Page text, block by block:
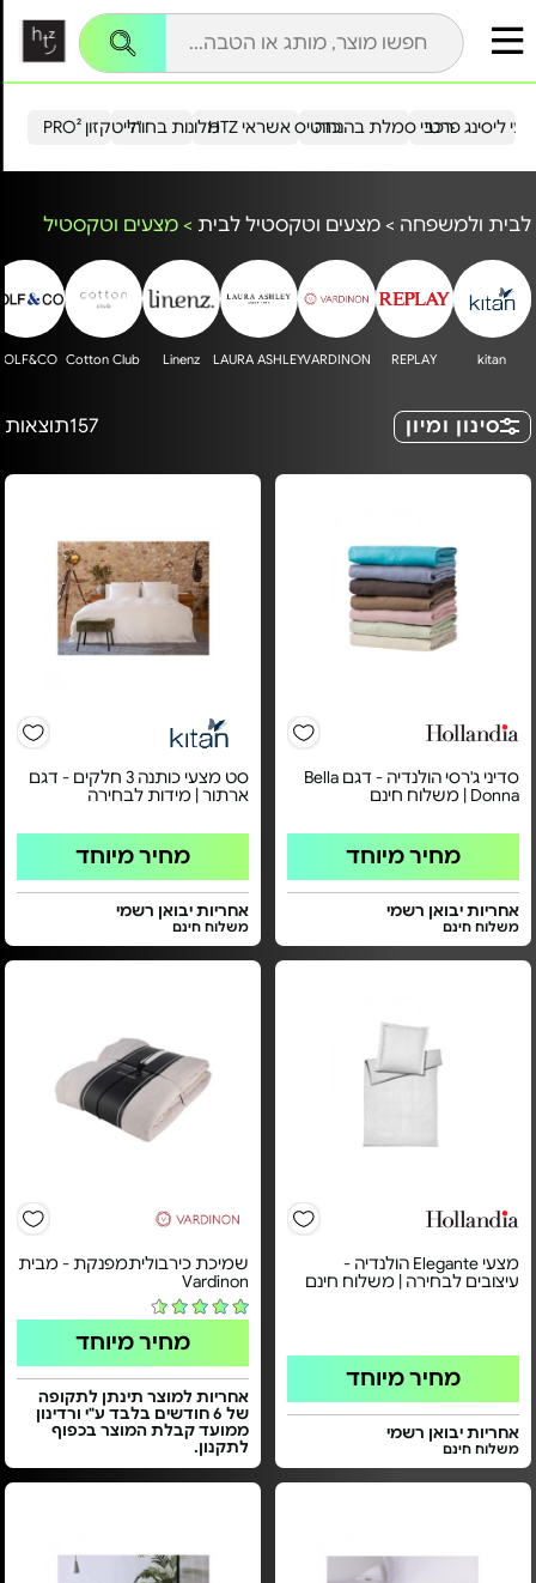
הייטקזון PRO²מלונות בחו"ל כרטיס אשראי HTZ ליסינג פרטירכבי סמלת בהנחה
לבית ולמשפחה > מצעים וטקסטיל לבית > מצעים וטקסטיל
kitan
REPLAY
VARDINON
LAURA ASHLEY
Linenz
Cotton Club
סינון ומיון 157תוצאות
סדיני ג'רסי הולנדיה - דגם Bella
Donna | משלוח חינם
מחיר מיוחד
אחריות יבואן רשמי
משלוח חינם
סט מצעי כותנה 3 חלקים - דגם
ארתור | מידות לבחירה
מחיר מיוחד
אחריות יבואן רשמי
משלוח חינם
מצעי Elegante הולנדיה -
עיצובים לבחירה | משלוח חינם
מחיר מיוחד
אחריות יבואן רשמי
משלוח חינם
שמיכת כירבוליתמפנקת - מבית
Vardinon
מחיר מיוחד
אחריות למוצר תינתן לתקופה
של 6 חודשים בלבד ע"י ורדינון
ממועד קבלת המוצר בכפוף
לתקנון.